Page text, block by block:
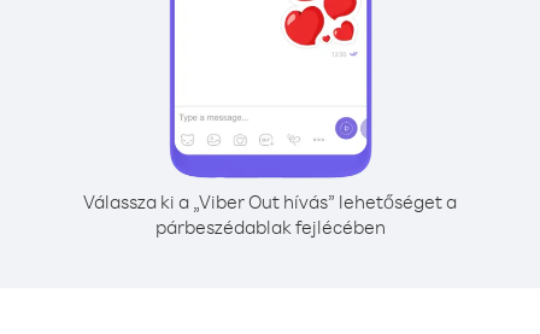
Válassza ki a „Viber Out hívás” lehetőséget a
párbeszédablak fejlécében